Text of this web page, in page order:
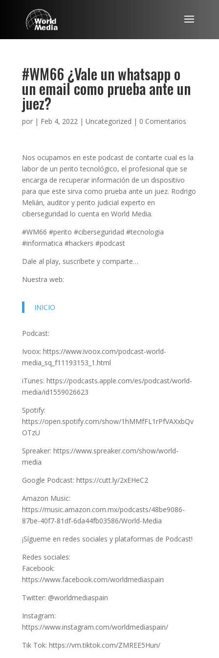
#WM66 ¿Vale un whatsapp o
un email como prueba ante un
juez?
por | Feb 4, 2022| Uncategorized | 0 Comentarios
Nos ocupamos en este podcast de contarte cual es la
labor de un perito tecnológico, el profesional que se
encarga de recuperar información de un dispositivo
para que este sirva como prueba ante un juez. Rodrigo
Melián, auditor y perito judicial experto en
ciberseguridad lo cuenta en World Media.
#WM66 #perito #ciberseguridad #tecnologia
#informatica #hackers #podcast
Dale al play, suscríbete y comparte…
Nuestra web:
INICIO
Podcast:
Ivoox: https://www.ivoox.com/podcast-world-
media_sq_f11193153_1.html
iTunes: https://podcasts.apple.com/es/podcast/world-
media/id1559026623
Spotify:
https://open.spotify.com/show/1hMMfFL1rPfVAXxbQv
OTzU
Spreaker: https://www.spreaker.com/show/world-
media
Google Podcast: https://cutt.ly/2xEHeC2
Amazon Music:
https://music.amazon.com.mx/podcasts/48be9086-
87be-40f7-81df-6da44fb03586/World-Media
¡Sígueme en redes sociales y plataformas de Podcast!
Redes sociales:
Facebook:
https://www.facebook.com/worldmediaspain
Twitter: @worldmediaspain
Instagram:
https://www.instagram.com/worldmediaspain/
Tik Tok: https://vm.tiktok.com/ZMREE5Hun/